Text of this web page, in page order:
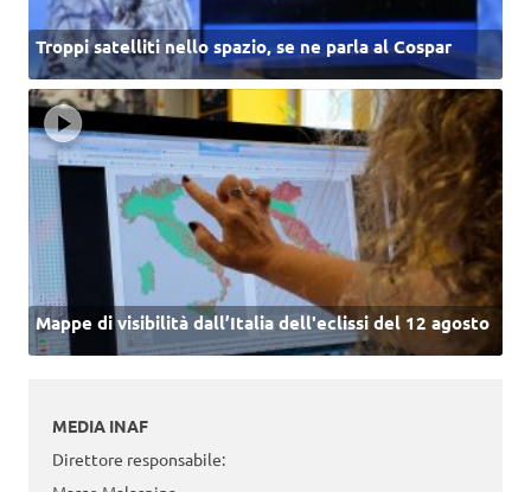
Troppi satelliti nello spazio, se ne parla al Cospar
Mappe di visibilità dall’Italia dell'eclissi del 12 agosto
MEDIA INAF
Direttore responsabile: